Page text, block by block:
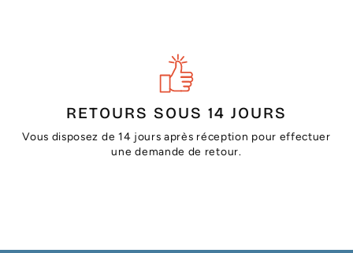
RETOURS SOUS 14 JOURS
Vous disposez de 14 jours après réception pour effectuer
une demande de retour.